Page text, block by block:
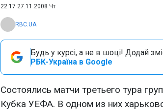
22:17 27.11.2008 Чт
RBC.UA
Будь у курсі, а не в шоці! Додай
РБК-Україна в Google
Состоялись матчи третьего тура
Кубка УЕФА. В одном из них